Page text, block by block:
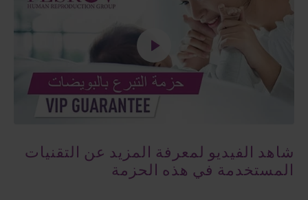
شاهد الفيديو لمعرفة المزيد عن التقنيات
المستخدمة في هذه الحزمة